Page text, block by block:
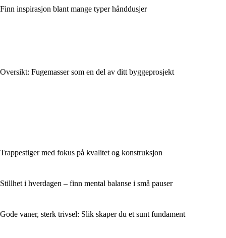
Finn inspirasjon blant mange typer hånddusjer
Oversikt: Fugemasser som en del av ditt byggeprosjekt
Trappestiger med fokus på kvalitet og konstruksjon
Stillhet i hverdagen – finn mental balanse i små pauser
Gode vaner, sterk trivsel: Slik skaper du et sunt fundament